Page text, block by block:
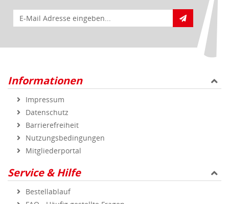
E-Mail für Newsletteranmeldung
Informationen
Impressum
Datenschutz
Barrierefreiheit
Nutzungsbedingungen
Mitgliederportal
Service & Hilfe
Bestellablauf